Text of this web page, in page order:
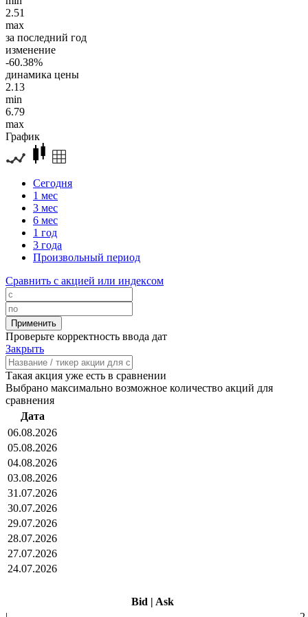
2.51
max
за последний год
изменение
-60.38%
динамика цены
2.13
min
6.79
max
График
Сегодня
1 мес
3 мес
6 мес
1 год
3 года
Произвольный период
Сравнить с акцией или индексом
Проверьте корректность ввода дат
Закрыть
Такая акция уже есть в сравнении
Выбрано максимально возможное количество акций для
сравнения
Дата
06.08.2026
05.08.2026
04.08.2026
03.08.2026
31.07.2026
30.07.2026
29.07.2026
28.07.2026
27.07.2026
24.07.2026
Bid | Ask